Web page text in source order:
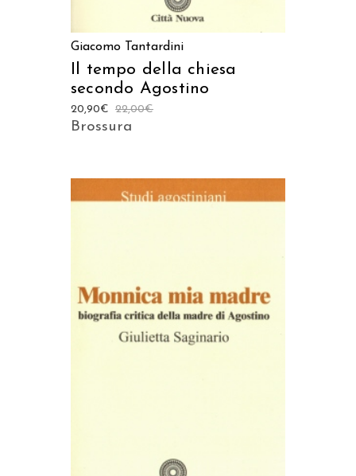
Giacomo Tantardini
Il tempo della chiesa
secondo Agostino
22,00€
20,90€
Brossura
AGGIUNGI AL CARRELLO